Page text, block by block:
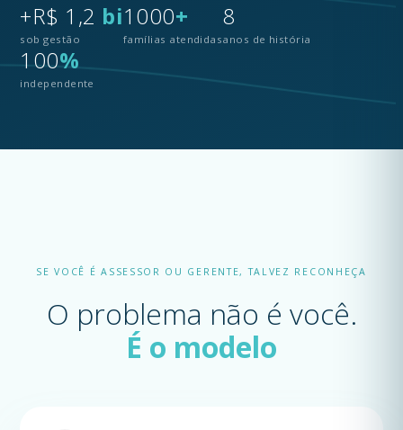
+R$ 1,2 bi
sob gestão
1000+
famílias atendidas
8
anos de história
100%
independente
SE VOCÊ É ASSESSOR OU GERENTE, TALVEZ RECONHEÇA
O problema não é você.
É o modelo